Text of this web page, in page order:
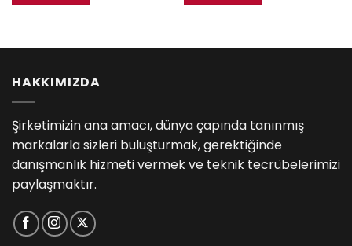
HAKKIMIZDA
Şirketimizin ana amacı, dünya çapında tanınmış
markalarla sizleri buluşturmak, gerektiğinde
danışmanlık hizmeti vermek ve teknik tecrübelerimizi
paylaşmaktır.